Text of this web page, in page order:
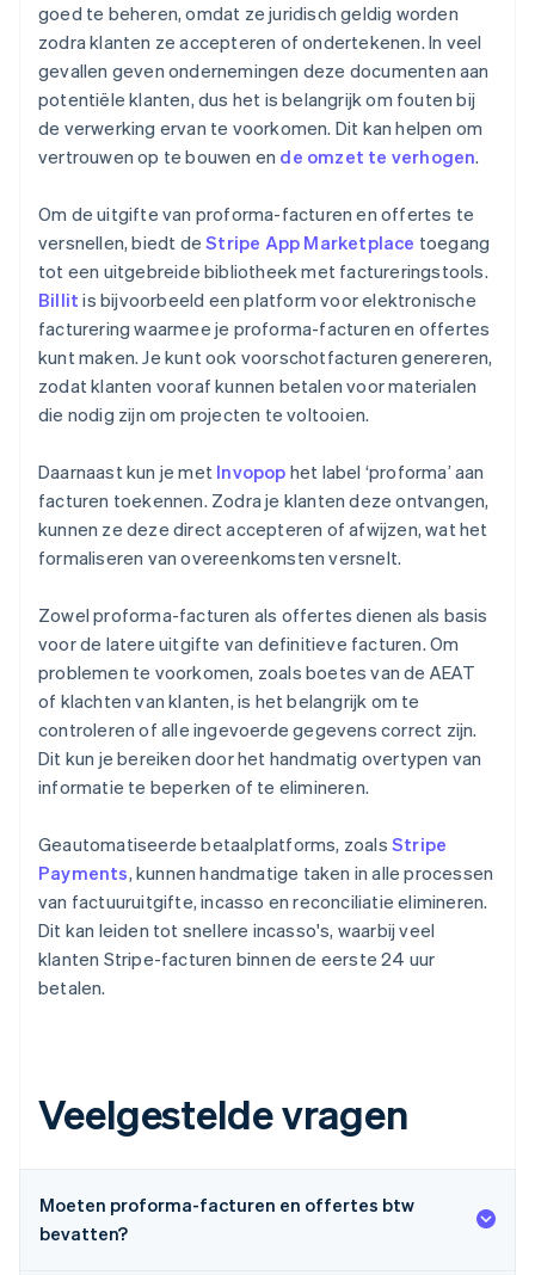
goed te beheren, omdat ze juridisch geldig worden
zodra klanten ze accepteren of ondertekenen. In veel
gevallen geven ondernemingen deze documenten aan
potentiële klanten, dus het is belangrijk om fouten bij
de verwerking ervan te voorkomen. Dit kan helpen om
vertrouwen op te bouwen en de omzet te verhogen.
Om de uitgifte van proforma-facturen en offertes te
versnellen, biedt deStripe App Marketplace toegang
tot een uitgebreide bibliotheek met factureringstools.
Billit is bijvoorbeeld een platform voor elektronische
facturering waarmee je proforma-facturen en offertes
kunt maken. Je kunt ook voorschotfacturen genereren,
zodat klanten vooraf kunnen betalen voor materialen
die nodig zijn om projecten te voltooien.
Daarnaast kun je met Invopop het label ‘proforma’ aan
facturen toekennen. Zodra je klanten deze ontvangen,
kunnen ze deze direct accepteren of afwijzen, wat het
formaliseren van overeenkomsten versnelt.
Zowel proforma-facturen als offertes dienen als basis
voor de latere uitgifte van definitieve facturen. Om
problemen te voorkomen, zoals boetes van de AEAT
of klachten van klanten, is het belangrijk om te
controleren of alle ingevoerde gegevens correct zijn.
Dit kun je bereiken door het handmatig overtypen van
informatie te beperken of te elimineren.
Geautomatiseerde betaalplatforms, zoals Stripe
Payments, kunnen handmatige taken in alle processen
van factuuruitgifte, incasso en reconciliatie elimineren.
Dit kan leiden tot snellere incasso's, waarbij veel
klanten Stripe-facturen binnen de eerste 24 uur
betalen.
Veelgestelde vragen
Moeten proforma-facturen en offertes btw
bevatten?